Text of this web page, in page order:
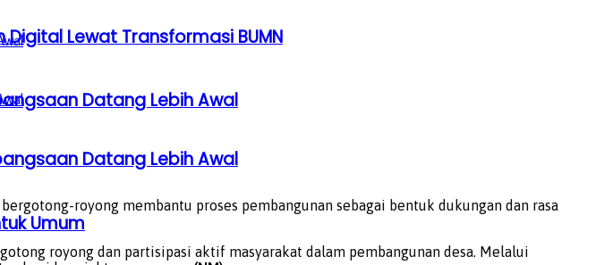
Datang Lebih Awal
Umum
Lewat Transformasi BUMN
Datang Lebih Awal
royong membantu proses pembangunan sebagai bentuk dukungan dan rasa
royong dan partisipasi aktif masyarakat dalam pembangunan desa. Melalui